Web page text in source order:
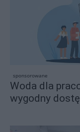
sponsorowane
Woda dla
wygodny